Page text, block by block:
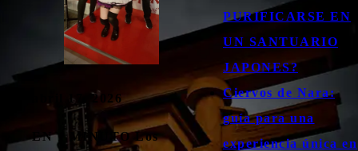
abril 17, 2026
EN 1 MINUTO Los
PURIFICARSE EN
UN SANTUARIO
JAPONES?
Ciervos de Nara:
guía para una
experiencia única en